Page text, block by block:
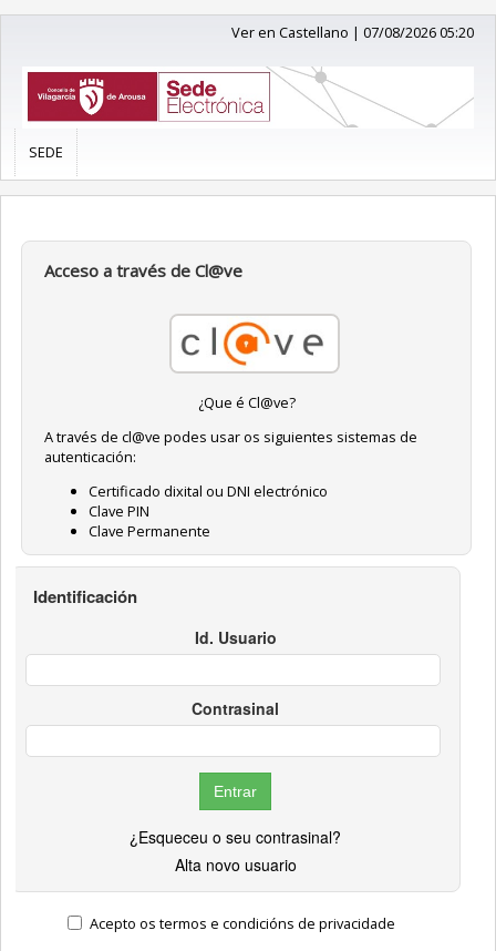
Ver en Castellano |07/08/2026 05:20
SEDE
Acceso a través de Cl@ve
¿Que é Cl@ve?
A través de cl@ve podes usar os siguientes sistemas de
autenticación:
Certificado dixital ou DNI electrónico
Clave PIN
Clave Permanente
Identificación
Id. Usuario
Contrasinal
¿Esqueceu o seu contrasinal?
Alta novo usuario
Acepto os termos e condicións de privacidade